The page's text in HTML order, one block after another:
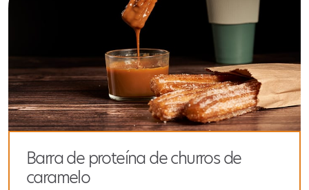
Barra de proteína de churros de
caramelo